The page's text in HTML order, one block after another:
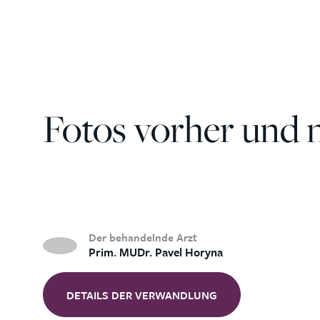
Fotos vorher und
Der behandelnde Arzt
Prim. MUDr. Pavel Horyna
DETAILS DER VERWANDLUNG